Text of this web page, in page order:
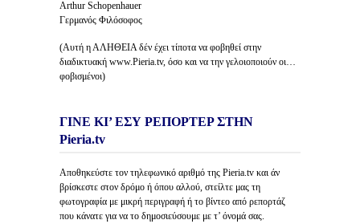
Arthur Schopenhauer
Γερμανός Φιλόσοφος
(Αυτή η ΑΛΗΘΕΙΑ δέν έχει τίποτα να φοβηθεί στην
διαδικτυακή www.Pieria.tv, όσο και να την γελοιοποιούν οι…
φοβισμένοι)
ΓΙΝΕ ΚΙ’ ΕΣΥ ΡΕΠΟΡΤΕΡ ΣΤΗΝ
Pieria.tv
Αποθηκεύστε τον τηλεφωνικό αριθμό της Pieria.tv και άν
βρίσκεστε στον δρόμο ή όπου αλλού, στείλτε μας τη
φωτογραφία με μικρή περιγραφή ή το βίντεο από ρεπορτάζ
που κάνατε για να το δημοσιεύσουμε με τ’ όνομά σας.